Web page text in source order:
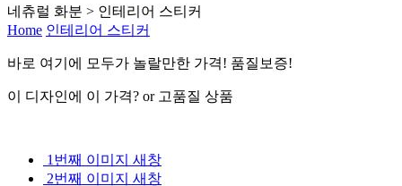
네츄럴 화분 > 인테리어 스티커
Home 인테리어 스티커
바로 여기 에 모두가 놀랄만한 가격! 품질보증!
이 디자인에 이 가격? or 고품질 상품
1번째 이미지 새창
2번째 이미지 새창